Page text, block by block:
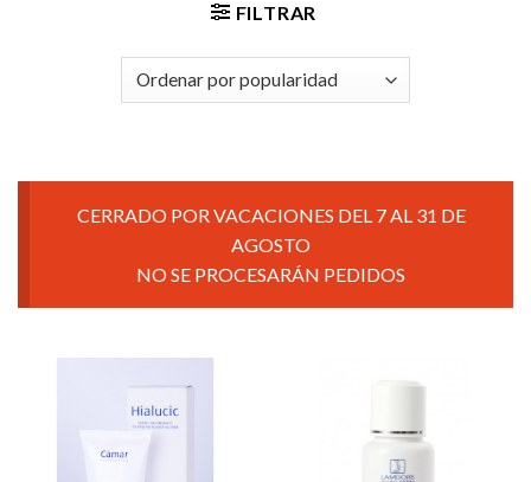
FILTRAR
CERRADO POR VACACIONES DEL 7 AL 31 DE
AGOSTO
NO SE PROCESARÁN PEDIDOS